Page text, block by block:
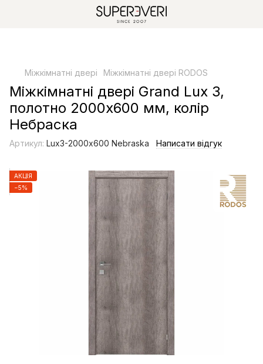
Міжкімнатні двері Міжкімнатні двері RODOS
Міжкімнатні двері Grand Lux 3,
полотно 2000х600 мм, колір
Небраска
Артикул: Lux3-2000х600 Nebraska Написати відгук
АКЦІЯ
−5%